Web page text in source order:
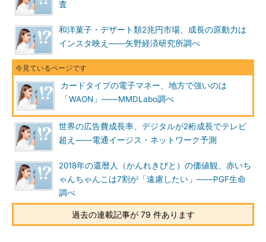
査
和洋菓子・デザート類2兆円市場、成長の原動力は
インスタ映え――矢野経済研究所調べ
カードタイプの電子マネー、地方で強いのは
「WAON」――MMDLabo調べ
世界の広告費成長率、デジタルが2桁成長でテレビ
超え――電通イージス・ネットワーク予測
2018年の還暦人（かんれきびと）の価値観、赤いち
ゃんちゃんこは7割が「遠慮したい」――PGF生命
調べ
過去の連載記事が 79 件あります